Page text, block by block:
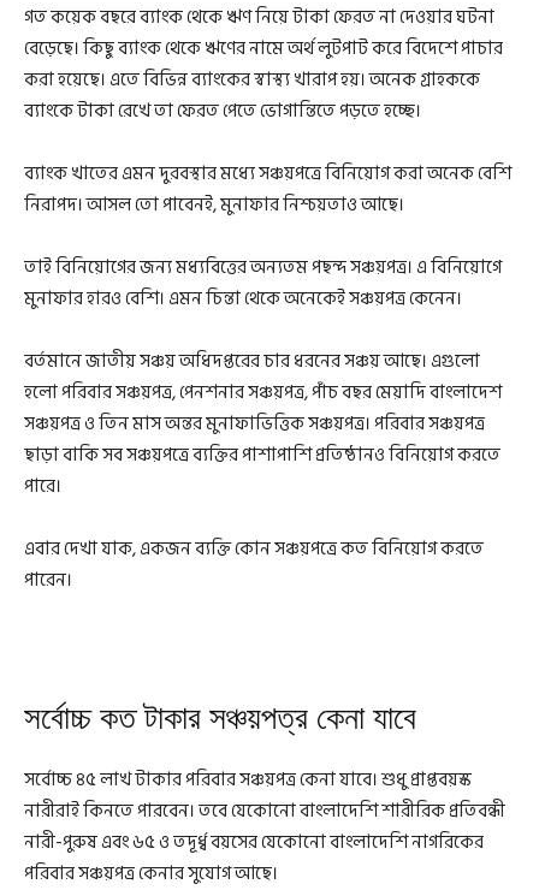
গত কয়েক বছরে ব্যাংক থেকে ঋণ নিয়ে টাকা ফেরত না দেওয়ার ঘটনা
বেড়েছে। কিছু ব্যাংক থেকে ঋণের নামে অর্থ লুটপাট করে বিদেশে পাচার
করা হয়েছে। এতে বিভিন্ন ব্যাংকের স্বাস্থ্য খারাপ হয়। অনেক গ্রাহককে
ব্যাংকে টাকা রেখে তা ফেরত পেতে ভোগান্তিতে পড়তে হচ্ছে।
ব্যাংক খাতের এমন দুরবস্থার মধ্যে সঞ্চয়পত্রে বিনিয়োগ করা অনেক বেশি
নিরাপদ। আসল তো পাবেনই, মুনাফার নিশ্চয়তাও আছে।
তাই বিনিয়োগের জন্য মধ্যবিত্তের অন্যতম পছন্দ সঞ্চয়পত্র। এ বিনিয়োগে
মুনাফার হারও বেশি। এমন চিন্তা থেকে অনেকেই সঞ্চয়পত্র কেনেন।
বর্তমানে জাতীয় সঞ্চয় অধিদপ্তরের চার ধরনের সঞ্চয় আছে। এগুলো
হলো পরিবার সঞ্চয়পত্র, পেনশনার সঞ্চয়পত্র, পাঁচ বছর মেয়াদি বাংলাদেশ
সঞ্চয়পত্র ও তিন মাস অন্তর মুনাফাভিত্তিক সঞ্চয়পত্র। পরিবার সঞ্চয়পত্র
ছাড়া বাকি সব সঞ্চয়পত্রে ব্যক্তির পাশাপাশি প্রতিষ্ঠানও বিনিয়োগ করতে
পারে।
এবার দেখা যাক, একজন ব্যক্তি কোন সঞ্চয়পত্রে কত বিনিয়োগ করতে
পারেন।
সর্বোচ্চ কত টাকার সঞ্চয়পত্র কেনা যাবে
সর্বোচ্চ ৪৫ লাখ টাকার পরিবার সঞ্চয়পত্র কেনা যাবে। শুধু প্রাপ্তবয়স্ক
নারীরাই কিনতে পারবেন। তবে যেকোনো বাংলাদেশি শারীরিক প্রতিবন্ধী
নারী-পুরুষ এবং ৬৫ ও তদূর্ধ্ব বয়সের যেকোনো বাংলাদেশি নাগরিকের
পরিবার সঞ্চয়পত্র কেনার সুযোগ আছে।